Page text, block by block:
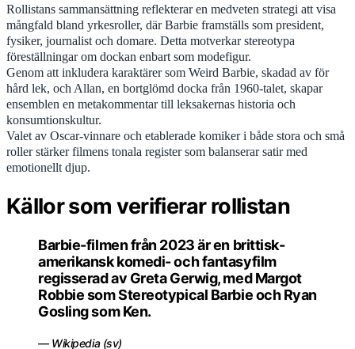
Rollistans sammansättning reflekterar en medveten strategi att visa
mångfald bland yrkesroller, där Barbie framställs som president,
fysiker, journalist och domare. Detta motverkar stereotypa
föreställningar om dockan enbart som modefigur.
Genom att inkludera karaktärer som Weird Barbie, skadad av för
hård lek, och Allan, en bortglömd docka från 1960-talet, skapar
ensemblen en metakommentar till leksakernas historia och
konsumtionskultur.
Valet av Oscar-vinnare och etablerade komiker i både stora och små
roller stärker filmens tonala register som balanserar satir med
emotionellt djup.
Källor som verifierar rollistan
Barbie-filmen från 2023 är en brittisk-
amerikansk komedi- och fantasyfilm
regisserad av Greta Gerwig, med Margot
Robbie som Stereotypical Barbie och Ryan
Gosling som Ken.
— Wikipedia (sv)